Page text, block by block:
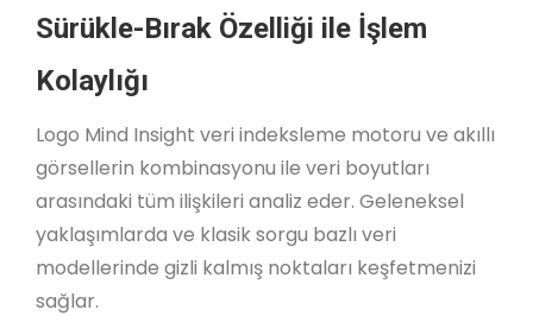
Sürükle-Bırak Özelliği ile İşlem
Kolaylığı
Logo Mind Insight veri indeksleme motoru ve akıllı
görsellerin kombinasyonu ile veri boyutları
arasındaki tüm ilişkileri analiz eder. Geleneksel
yaklaşımlarda ve klasik sorgu bazlı veri
modellerinde gizli kalmış noktaları keşfetmenizi
sağlar.